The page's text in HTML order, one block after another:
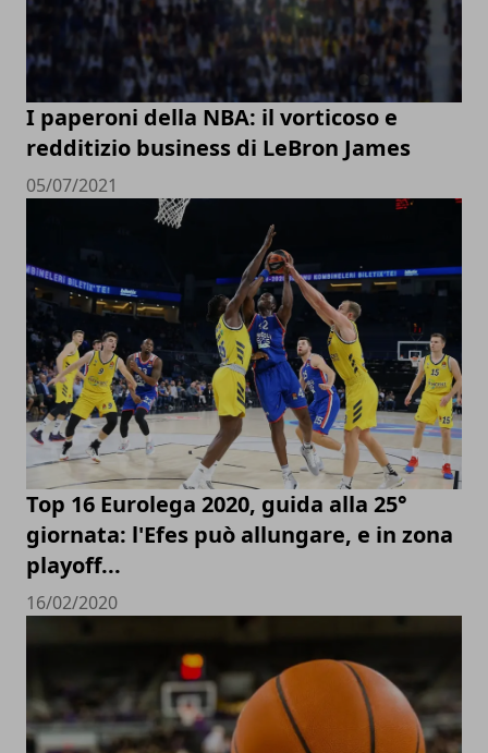
I paperoni della NBA: il vorticoso e
redditizio business di LeBron James
05/07/2021
Top 16 Eurolega 2020, guida alla 25°
giornata: l'Efes può allungare, e in zona
playoff...
16/02/2020